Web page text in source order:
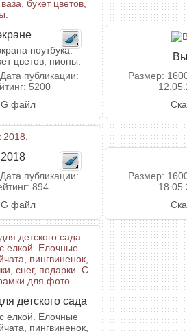
ноутбука.
цветов, пионы.
публикации:
5200
файл
Размер:
публикации:
894
файл
Размер:
детского сада
елкой. Елочные
пингвиненок,